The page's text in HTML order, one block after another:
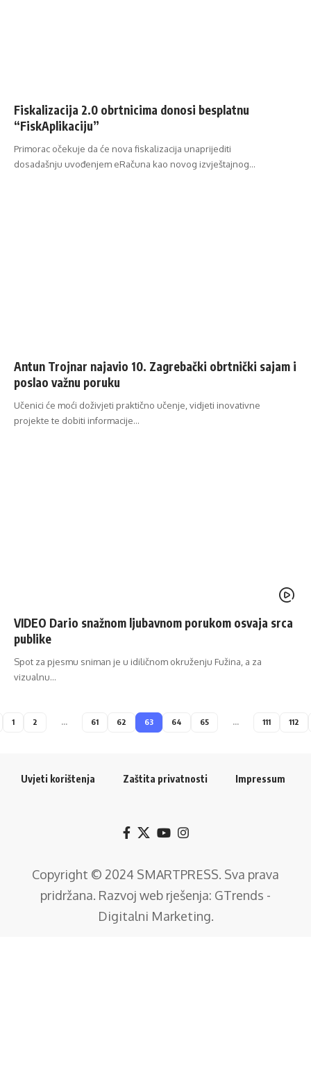
Fiskalizacija 2.0 obrtnicima donosi besplatnu
“FiskAplikaciju”
Primorac očekuje da će nova fiskalizacija unaprijediti
dosadašnju uvođenjem eRačuna kao novog izvještajnog…
Antun Trojnar najavio 10. Zagrebački obrtnički sajam i
poslao važnu poruku
Učenici će moći doživjeti praktično učenje, vidjeti inovativne
projekte te dobiti informacije…
VIDEO Dario snažnom ljubavnom porukom osvaja srca
publike
Spot za pjesmu sniman je u idiličnom okruženju Fužina, a za
vizualnu…
1 2 … 61 62 63 64 65 … 111 112
Uvjeti korištenja Zaštita privatnosti Impressum
Copyright © 2024 SMARTPRESS. Sva prava
pridržana. Razvoj web rješenja: GTrends -
Digitalni Marketing.